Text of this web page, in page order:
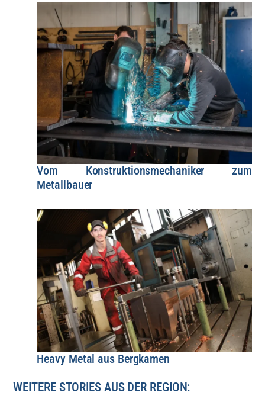
Vom Konstruktionsmechaniker zum
Metallbauer
Heavy Metal aus Bergkamen
WEITERE STORIES AUS DER REGION: